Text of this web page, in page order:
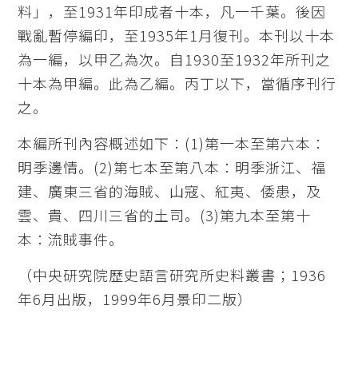
料」，至1931年印成者十本，凡一千葉。後因
戰亂暫停編印，至1935年1月復刊。本刊以十本
為一編，以甲乙為次。自1930至1932年所刊之
十本為甲編。此為乙編。丙丁以下，當循序刊行
之。
本編所刊內容概述如下：(1)第一本至第六本：
明季邊情。(2)第七本至第八本：明季浙江、福
建、廣東三省的海賊、山寇、紅夷、倭患，及
雲、貴、四川三省的土司。(3)第九本至第十
本：流賊事件。
（中央研究院歷史語言研究所史料叢書；1936
年6月出版，1999年6月景印二版）